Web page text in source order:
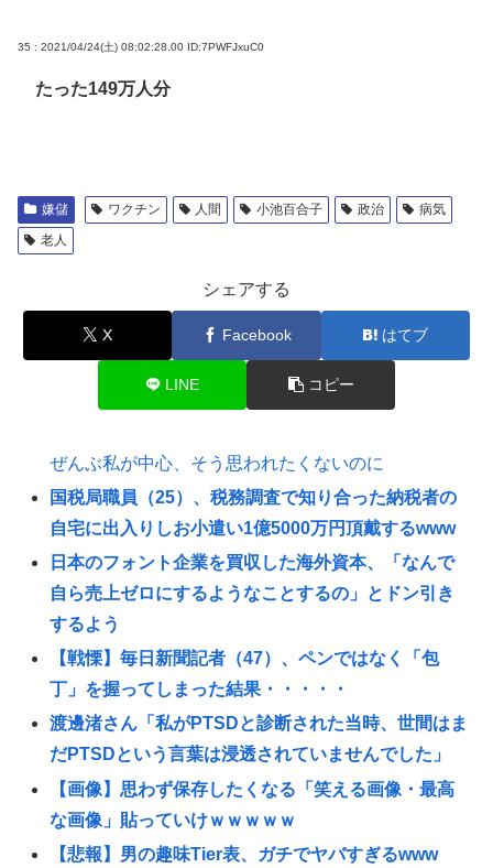
35 : 2021/04/24(土) 08:02:28.00 ID:7PWFJxuC0
たった149万人分
嫌儲 ワクチン 人間 小池百合子 政治
病気
老人
シェアする
X Facebook はてブ
LINE コピー
ぜんぶ私が中心、そう思われたくないのに
国税局職員（25）、税務調査で知り合った納税者の
自宅に出入りしお小遣い1億5000万円頂戴するwww
日本のフォント企業を買収した海外資本、「なんで
自ら売上ゼロにするようなことするの」とドン引き
するよう
【戦慄】毎日新聞記者（47）、ペンではなく「包
丁」を握ってしまった結果・・・・・
渡邊渚さん「私がPTSDと診断された当時、世間はま
だPTSDという言葉は浸透されていませんでした」
【画像】思わず保存したくなる「笑える画像・最高
な画像」貼っていけｗｗｗｗｗ
【悲報】男の趣味Tier表、ガチでヤバすぎるwww